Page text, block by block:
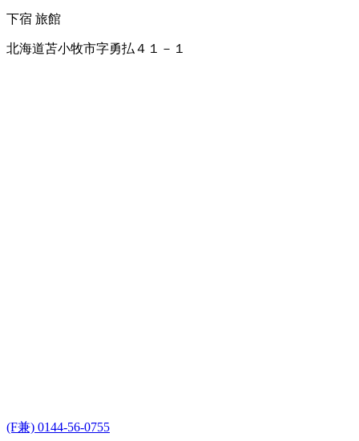
下宿 旅館
北海道苫小牧市字勇払４１－１
(F兼) 0144-56-0755